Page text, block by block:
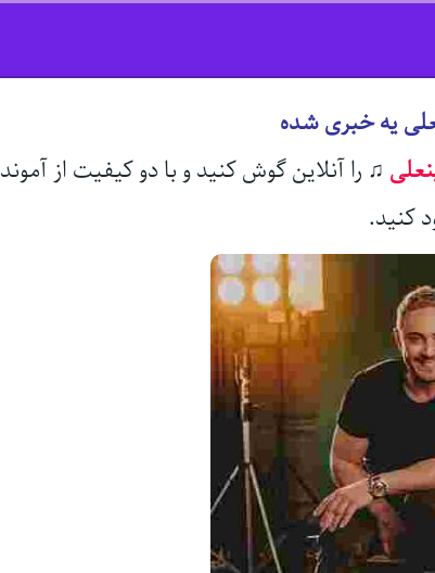
یه خبری شده
♫ را آنلاین گوش کنید و با دو کیفیت از آموند
کنید.